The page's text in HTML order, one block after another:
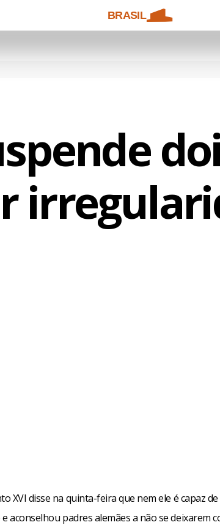
BRASIL
XVI disse na quinta-feira que nem ele é capaz
aconselhou padres alemães a não se deixarem